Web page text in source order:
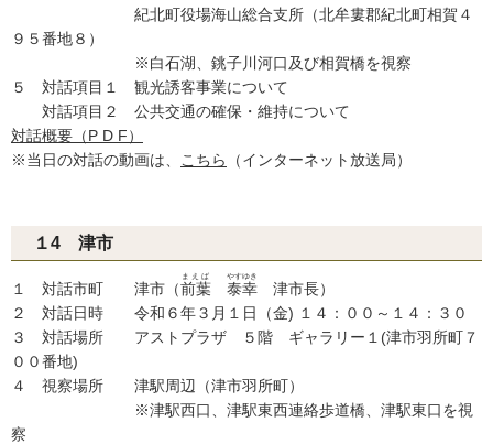
紀北町役場海山総合支所（北牟婁郡紀北町相賀４
９５番地８）
※白石湖、銚子川河口及び相賀橋を視察
５ 対話項目１ 観光誘客事業について
対話項目２ 公共交通の確保・維持について
対話概要（P D F）
※当日の対話の動画は、
こちら （インターネット放送局）
１4 津市
１ 対話市町 津市（前葉
まえば
泰
やす
幸
ゆき
津市長）
２ 対話日時 令和６年３月１日（金) １４：００～１４：３０
３ 対話場所 アストプラザ ５階 ギャラリー１(津市羽所町７
００番地)
４ 視察場所 津駅周辺（津市羽所町）
※津駅西口、津駅東西連絡歩道橋、津駅東口を視
察